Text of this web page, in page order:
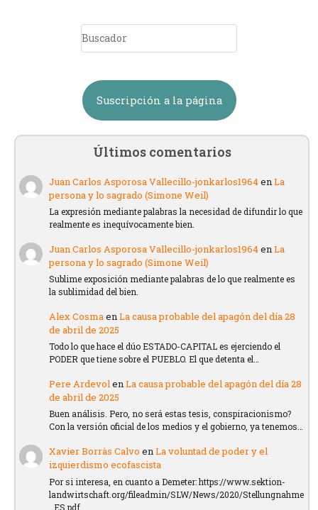
Suscripción a la página
Últimos comentarios
Juan Carlos Asporosa Vallecillo-jonkarlos1964enLa
persona y lo sagrado (Simone Weil)
La expresión mediante palabras la necesidad de difundir lo que
realmente es inequívocamente bien.
Juan Carlos Asporosa Vallecillo-jonkarlos1964enLa
persona y lo sagrado (Simone Weil)
Sublime exposición mediante palabras de lo que realmente es
la sublimidad del bien.
Alex CosmaenLa causa probable del apagón del día 28
de abril de 2025
Todo lo que hace el dúo ESTADO-CAPITAL es ejerciendo el
PODER que tiene sobre el PUEBLO. El que detenta el…
Pere ArdevolenLa causa probable del apagón del día 28
de abril de 2025
Buen análisis. Pero, no será estas tesis, conspiracionismo?
Con la versión oficial de los medios y el gobierno, ya tenemos…
Xavier Borràs Calvo enLa voluntad de poder y el
izquierdismo ecofascista
Por si interesa, en cuanto a Demeter: https://www.sektion-
landwirtschaft.org/fileadmin/SLW/News/2020/Stellungnahme
_ES.pdf